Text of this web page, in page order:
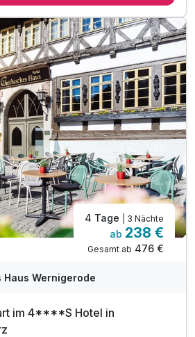
& Kaffee-Spezialitäten
bei Anreise
aus der Minibar
& des Whirlpools
Obst im SPA-ROSA
Vergünstigungen*
4 Tage | 3 Nächte
ab 238 €
Gesamt ab 476 €
Haus Wernigerode
im 4****S Hotel in